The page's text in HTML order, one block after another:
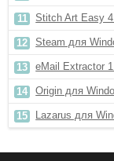
Stitch Art Easy
Steam для
eMail Extractor
Origin для
Lazarus для